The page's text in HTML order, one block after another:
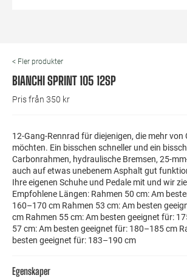
< Fler produkter
BIANCHI SPRINT 105 12SP
Pris från 350 kr
12-Gang-Rennrad für diejenigen, die mehr von
möchten. Ein bisschen schneller und ein
Carbonrahmen, hydraulische Bremsen, 25-
auch auf etwas unebenem Asphalt gut
Ihre eigenen Schuhe und Pedale mit und wir
Empfohlene Längen: Rahmen 50 cm: Am
160–170 cm Rahmen 53 cm: Am besten
cm Rahmen 55 cm: Am besten geeignet für:
57 cm: Am besten geeignet für: 180–185 cm
besten geeignet für: 183–190 cm
Egenskaper